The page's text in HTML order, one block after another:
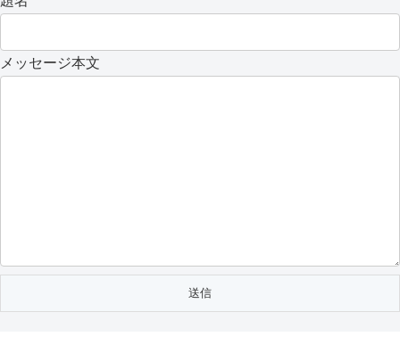
メッセージ本文